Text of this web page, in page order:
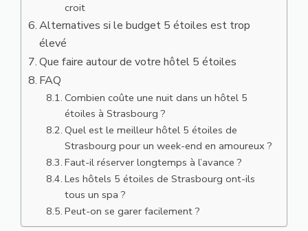
croit
Alternatives si le budget 5 étoiles est trop
élevé
Que faire autour de votre hôtel 5 étoiles
FAQ
Combien coûte une nuit dans un hôtel 5
étoiles à Strasbourg ?
Quel est le meilleur hôtel 5 étoiles de
Strasbourg pour un week-end en amoureux ?
Faut-il réserver longtemps à l’avance ?
Les hôtels 5 étoiles de Strasbourg ont-ils
tous un spa ?
Peut-on se garer facilement ?